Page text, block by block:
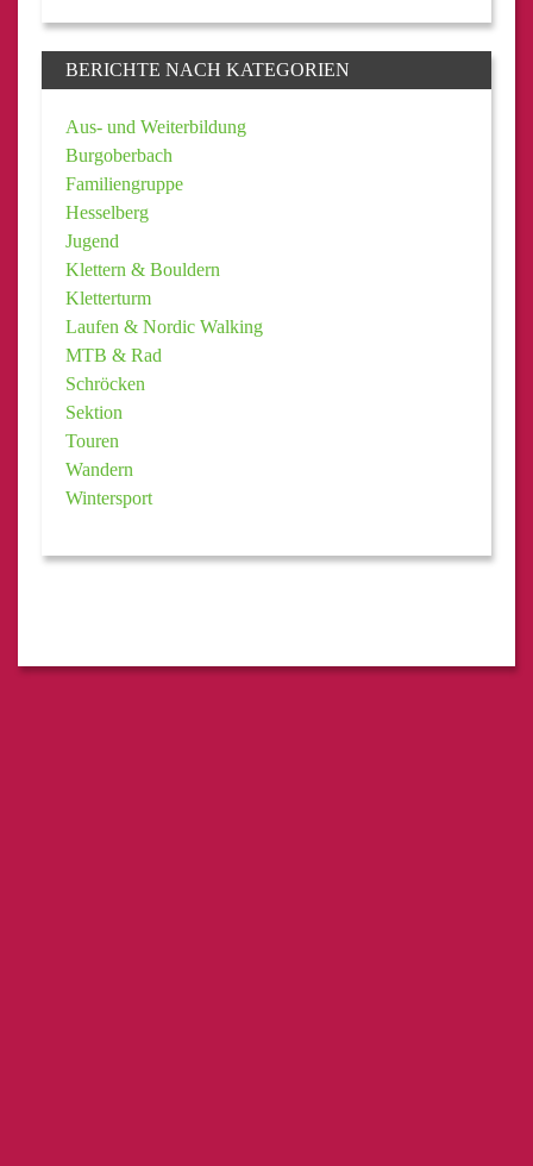
BERICHTE NACH KATEGORIEN
Aus- und Weiterbildung
Burgoberbach
Familiengruppe
Hesselberg
Jugend
Klettern & Bouldern
Kletterturm
Laufen & Nordic Walking
MTB & Rad
Schröcken
Sektion
Touren
Wandern
Wintersport